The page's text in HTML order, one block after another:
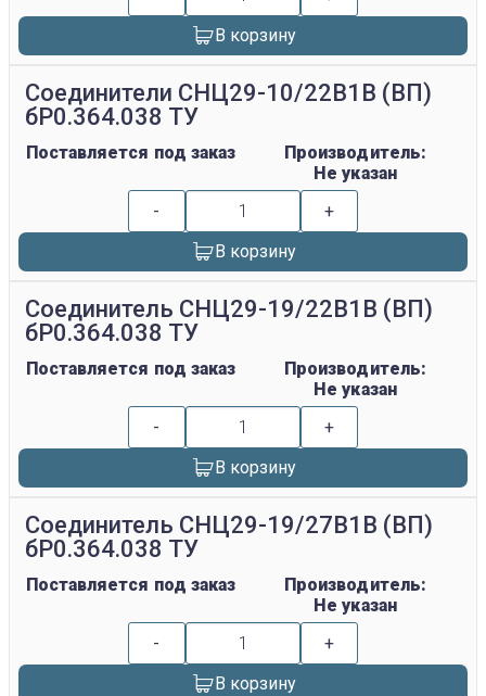
В корзину
Соединители СНЦ29-10/22В1В (ВП)
бР0.364.038 ТУ
Поставляется под заказ
Производитель:
Не указан
-
+
В корзину
Соединитель СНЦ29-19/22В1В (ВП)
бР0.364.038 ТУ
Поставляется под заказ
Производитель:
Не указан
-
+
В корзину
Соединитель СНЦ29-19/27В1В (ВП)
бР0.364.038 ТУ
Поставляется под заказ
Производитель:
Не указан
-
+
В корзину